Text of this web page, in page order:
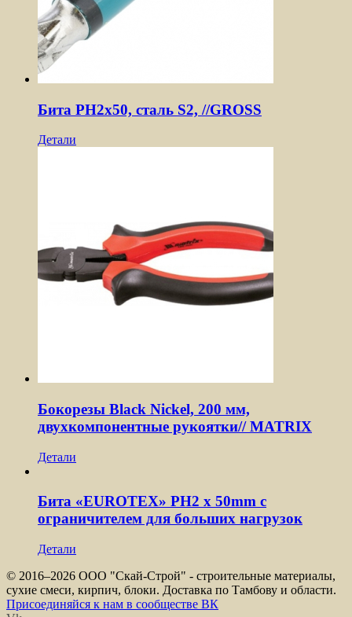
Бита PH2х50, сталь S2, //GROSS
Детали
Бокорезы Black Nickel, 200 мм,
двухкомпонентные рукоятки// MATRIX
Детали
Бита «EUROTEX» PH2 х 50mm с
ограничителем для больших нагрузок
Детали
© 2016–2026 ООО "Скай-Строй" - строительные материалы,
сухие смеси, кирпич, блоки. Доставка по Тамбову и области.
Присоединяйся к нам в сообществе ВК